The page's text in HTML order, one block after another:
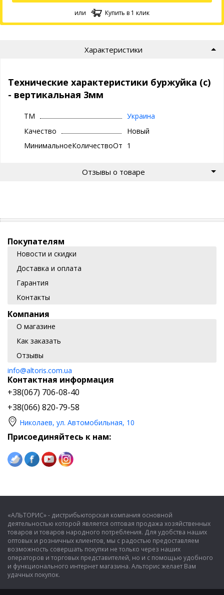
или Купить в 1 клик
Характеристики
Технические характеристики буржуйка (с)
- вертикальная 3мм
ТМ
Украина
Качество
Новый
МинимальноеКоличествоОтгрузки
1
Отзывы о товаре
Покупателям
Новости и скидки
Доставка и оплата
Гарантия
Контакты
Компания
О магазине
Как заказать
Отзывы
info@altoris.com.ua
Контактная информация
+38(067) 706-08-40
+38(066) 820-79-58
Николаев, ул. Автомобильная, 10
Присоединяйтесь к нам:
«АЛЬТОРИС» - дистрибьюторская компания основной
деятельностью которой является оптовая продажа хозяйственных
товаров и товаров народного потребления. Для удобства наших
оптовых и розничных клиентов, мы с радостью предоставляем
возможность совершать покупки не только через наших
операторов и торговых представителей, но и с помощью удобного
и функционального интернет магазина. Альторис желает Вам
удачных покупок.